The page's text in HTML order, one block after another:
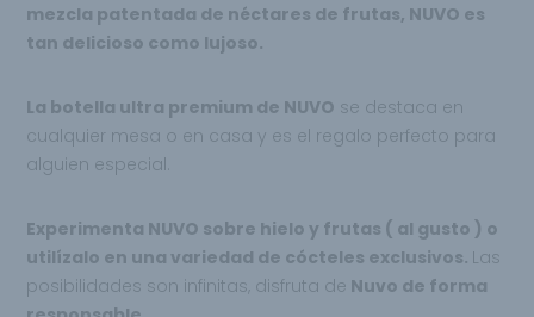
mezcla patentada de néctares de frutas, NUVO es
tan delicioso como lujoso.
La botella ultra premium de NUVO se destaca en
cualquier mesa o en casa y es el regalo perfecto para
alguien especial.
Experimenta NUVO sobre hielo y frutas ( al gusto ) o
utilízalo en una variedad de cócteles exclusivos. Las
posibilidades son infinitas, disfruta de Nuvo de forma